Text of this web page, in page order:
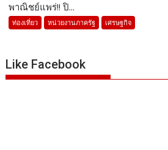
พาณิชย์แพร่!! ปิ...
ท่องเที่ยว หน่วยงานภาครัฐ เศรษฐกิจ
Like Facebook